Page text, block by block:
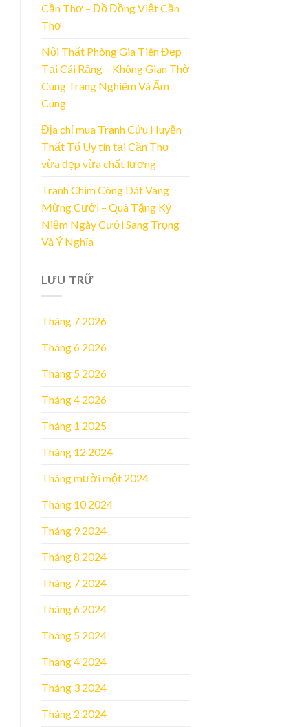
Cần Thơ – Đồ Đồng Việt Cần
Thơ
Nội Thất Phòng Gia Tiên Đẹp
Tại Cái Răng – Không Gian Thờ
Cúng Trang Nghiêm Và Ấm
Cúng
Địa chỉ mua Tranh Cửu Huyền
Thất Tổ Uy tín tại Cần Thơ
vừa đẹp vừa chất lượng
Tranh Chim Công Dát Vàng
Mừng Cưới – Quà Tặng Kỷ
Niệm Ngày Cưới Sang Trọng
Và Ý Nghĩa
LƯU TRỮ
Tháng 7 2026
Tháng 6 2026
Tháng 5 2026
Tháng 4 2026
Tháng 1 2025
Tháng 12 2024
Tháng mười một 2024
Tháng 10 2024
Tháng 9 2024
Tháng 8 2024
Tháng 7 2024
Tháng 6 2024
Tháng 5 2024
Tháng 4 2024
Tháng 3 2024
Tháng 2 2024